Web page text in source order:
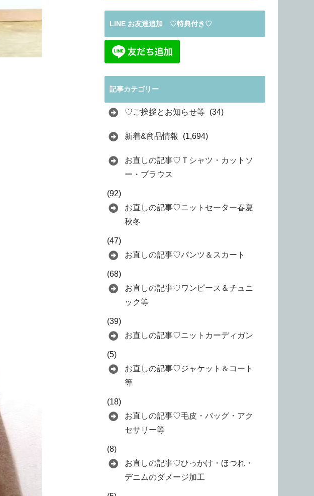
LINE お友達追加 ♡特典付き♡
記事カテゴリー
♡ご挨拶とお知らせ等 (34)
新着&商品情報 (1,694)
お直しの記事♡Ｔシャツ・カットソ
ー・ブラウス
(92)
お直しの記事♡ニットセーター春夏
秋冬
(47)
お直しの記事♡パンツ＆スカート
(68)
お直しの記事♡ワンピース＆チュニ
ック等
(39)
お直しの記事♡ニットカーディガン
(5)
お直しの記事♡ジャケット＆コート
等
(18)
お直しの記事♡毛皮・バッグ・アク
セサリー等
(8)
お直しの記事♡ひっかけ・ほつれ・
デニムのダメージ加工